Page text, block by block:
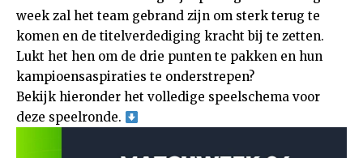
week zal het team gebrand zijn om sterk terug te
komen en de titelverdediging kracht bij te zetten.
Lukt het hen om de drie punten te pakken en hun
kampioensaspiraties te onderstrepen?
Bekijk hieronder het volledige speelschema voor
deze speelronde.